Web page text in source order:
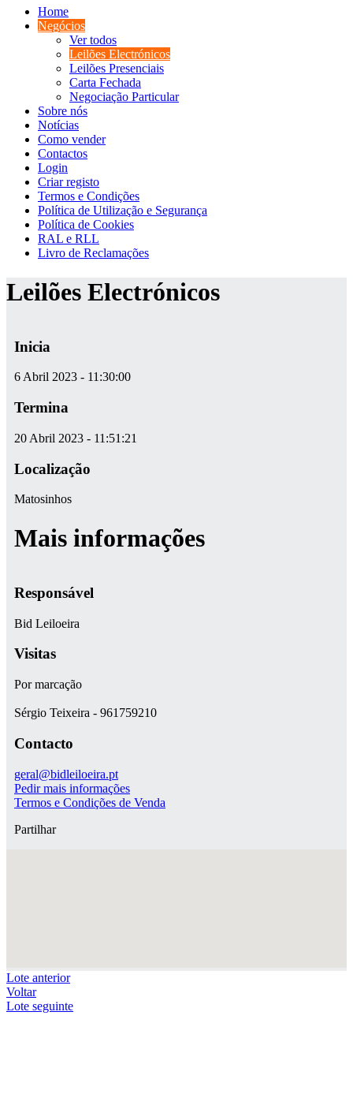
Home
Negócios
Ver todos
Leilões Electrónicos
Leilões Presenciais
Carta Fechada
Negociação Particular
Sobre nós
Notícias
Como vender
Contactos
Login
Criar registo
Termos e Condições
Política de Utilização e Segurança
Política de Cookies
RAL e RLL
Livro de Reclamações
Leilões Electrónicos
Inicia
6 Abril 2023 - 11:30:00
Termina
20 Abril 2023 - 11:51:21
Localização
Matosinhos
Mais informações
Responsável
Bid Leiloeira
Visitas
Por marcação
Sérgio Teixeira - 961759210
Contacto
geral@bidleiloeira.pt
Pedir mais informações
Termos e Condições de Venda
Partilhar
Lote anterior
Voltar
Lote seguinte